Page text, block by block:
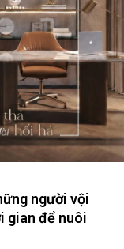
người vội
gian để nuôi